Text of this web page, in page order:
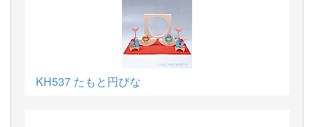
KH537 たもと円びな